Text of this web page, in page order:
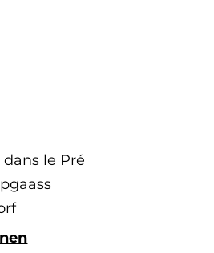
le Pré